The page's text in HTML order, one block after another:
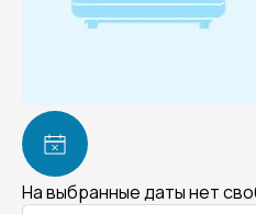
На выбранные даты нет